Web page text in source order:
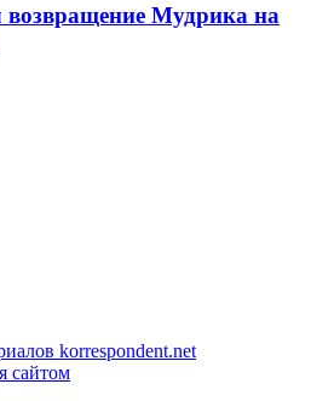
возвращение Мудрика на
korrespondent.net
сайтом